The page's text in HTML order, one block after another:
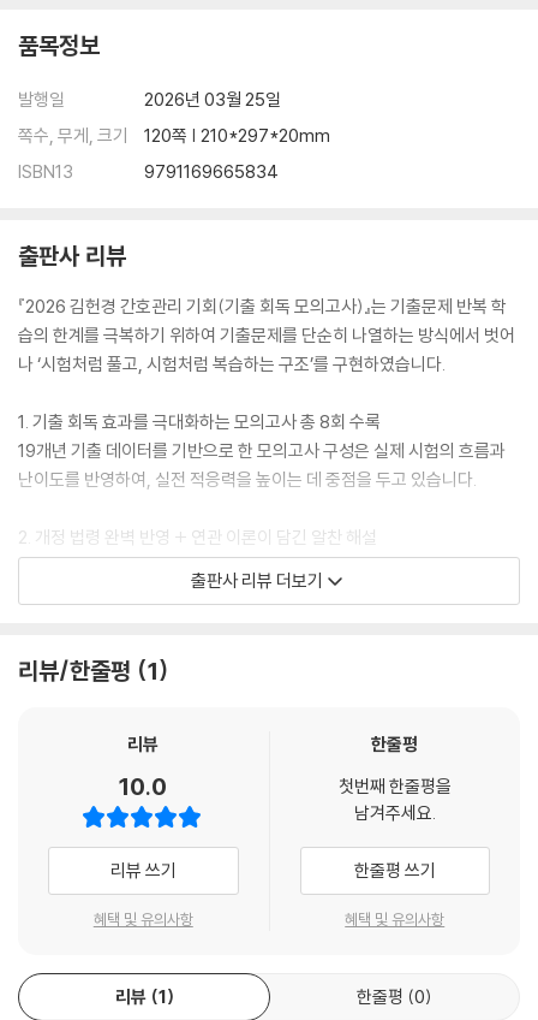
품목정보
발행일
2026년 03월 25일
쪽수, 무게, 크기
120쪽 | 210*297*20mm
ISBN13
9791169665834
출판사 리뷰
『2026 김헌경 간호관리 기회(기출 회독 모의고사)』는 기출문제 반복 학
습의 한계를 극복하기 위하여 기출문제를 단순히 나열하는 방식에서 벗어
나 ‘시험처럼 풀고, 시험처럼 복습하는 구조’를 구현하였습니다.
1. 기출 회독 효과를 극대화하는 모의고사 총 8회 수록
19개년 기출 데이터를 기반으로 한 모의고사 구성은 실제 시험의 흐름과
난이도를 반영하여, 실전 적응력을 높이는 데 중점을 두고 있습니다.
2. 개정 법령 완벽 반영 + 연관 이론이 담긴 알찬 해설
최신 법령과 정책을 완벽하게 반영하였으며, 문제와 관련된 핵심 이론까지
함께 수록하여 회독의 효과를 극대화할 수 있도록 하였습니다.
교재의 마지막에 OMR 답안지를 수록하여 단순히 문제를 푸는 데 그치지
전처럼 훈련할 수 있습니다.
출판사 리뷰 더보기
리뷰/한줄평 1
리뷰
10.0
리뷰 쓰기
혜택 및 유의사항
한줄평
첫번째 한줄평을
남겨주세요.
한줄평 쓰기
혜택 및 유의사항
리뷰 1 한줄평 0